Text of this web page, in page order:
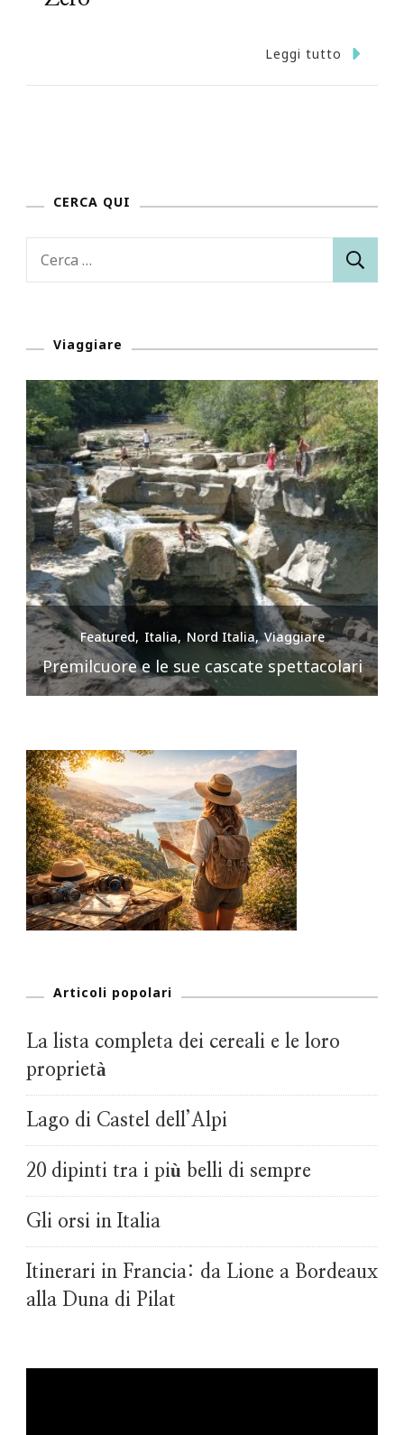
Leggi tutto
CERCA QUI
Ricerca
Viaggiare
Featured Italia Nord Italia Viaggiare
Premilcuore e le sue cascate spettacolari
Articoli popolari
La lista completa dei cereali e le loro
proprietà
Lago di Castel dell’Alpi
20 dipinti tra i più belli di sempre
Gli orsi in Italia
Itinerari in Francia: da Lione a Bordeaux
alla Duna di Pilat